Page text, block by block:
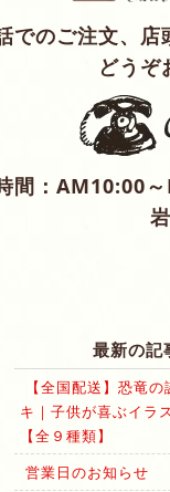
でのご注文、
どうぞ
間：AM10:00
最新の記
【全国配送】恐竜
キ｜子供が喜ぶイラ
【全９種類】
営業日のお知らせ